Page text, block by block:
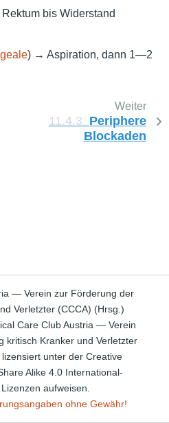
bis Widerstand
) → Aspiration, dann 1—2
Weiter
11.4.3. Periphere
Blockaden
— Verein zur Förderung der
Verletzter (CCCA) (Hrsg.)
Care Club Austria — Verein
kritisch Kranker und Verletzter
unter der Creative
Alike 4.0 International-
aufweisen.
ohne Gewähr!